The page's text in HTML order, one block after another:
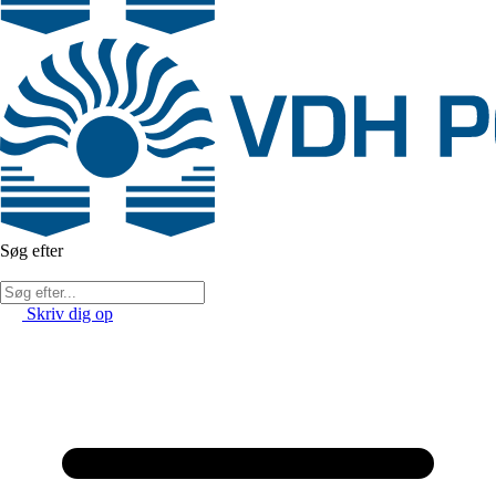
Søg efter
Skriv dig op